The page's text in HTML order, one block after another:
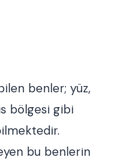
benler; yüz,
bölgesi gibi
bu benlerin